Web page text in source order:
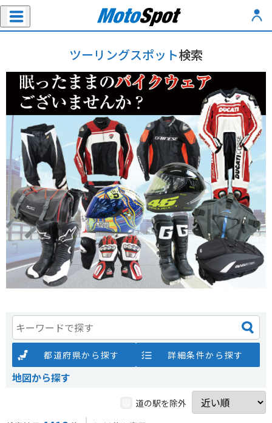
ツーリングスポット検索
都道府県から探す 詳細条件から探す
地図から探す
道の駅を除外